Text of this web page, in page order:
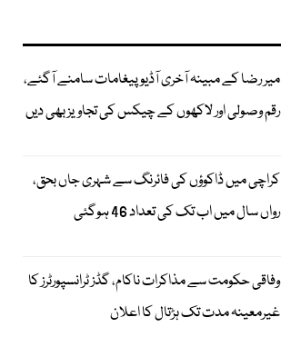
میر رضا کے مبینہ آخری آڈیو پیغامات سامنے آگئے،
رقم وصولی اور لاکھوں کے چیکس کی تجاویز بھی دیں
کراچی میں ڈاکوؤں کی فائرنگ سے شہری جاں بحق،
رواں سال میں اب تک کی تعداد 46 ہوگئی
وفاقی حکومت سے مذاکرات ناکام، گڈز ٹرانسپورٹرز کا
غیرمعینہ مدت تک ہڑتال کا اعلان